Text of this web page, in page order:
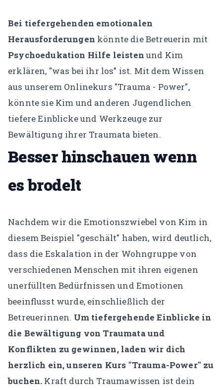
Bei tiefergehenden emotionalen
Herausforderungen könnte die Betreuerin mit
Psychoedukation Hilfe leisten und Kim
erklären, "was bei ihr los” ist. Mit dem Wissen
aus unserem Onlinekurs "Trauma - Power",
könnte sie Kim und anderen Jugendlichen
tiefere Einblicke und Werkzeuge zur
Bewältigung ihrer Traumata bieten.
Besser hinschauen wenn
es brodelt
Nachdem wir die Emotionszwiebel von Kim in
diesem Beispiel "geschält" haben, wird deutlich,
dass die Eskalation in der Wohngruppe von
verschiedenen Menschen mit ihren eigenen
unerfüllten Bedürfnissen und Emotionen
beeinflusst wurde, einschließlich der
Betreuerinnen. Um tiefergehende Einblicke in
die Bewältigung von Traumata und
Konflikten zu gewinnen, laden wir dich
herzlich ein, unseren Kurs "Trauma-Power" zu
buchen. Kraft durch Traumawissen ist dein